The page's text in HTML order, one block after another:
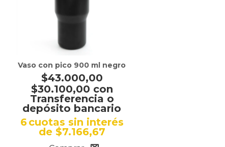
Vaso con pico 900 ml negro
$43.000,00
$30.100,00 con
Transferencia o
depósito bancario
6cuotas sin interés
de $7.166,67